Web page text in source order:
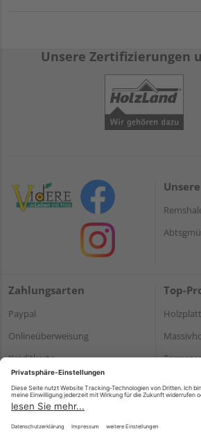
Unsere Zertifizierungen
Zahlungsarten
Paypal
Onlineüberweisung
Kreditkarte
*Bonität vorausgesetzt
Top-